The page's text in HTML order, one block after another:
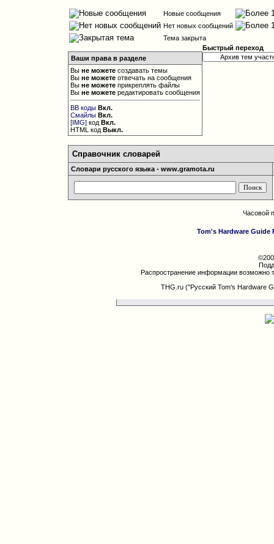
Новые сообщения
Нет новых сообщений
Тема закрыта
Ваши права в разделе
Выне можете создавать темы
Выне можете отвечать на сообщения
Выне можете прикреплять файлы
Выне можете редактировать сообщения
BB коды Вкл.
Смайлы Вкл.
[IMG] кодВкл.
HTML кодВыкл.
Быстрый переход
Справочник словарей
Словари русского языка - www.gramota.ru
Часовой
Tom's Hardware Guide
Распространение информации возможно
THG.ru ("Русский Tom's Hardware